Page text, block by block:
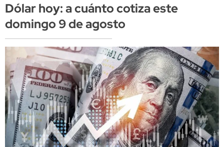
Dólar hoy: a cuánto cotiza este
domingo 9 de agosto